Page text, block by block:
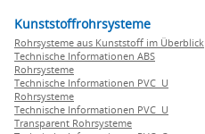
Kunststoffrohrsysteme
Rohrsysteme aus Kunststoff im Überblick
Technische Informationen ABS
Rohrsysteme
Technische Informationen PVC U
Rohrsysteme
Technische Informationen PVC U
Transparent Rohrsysteme